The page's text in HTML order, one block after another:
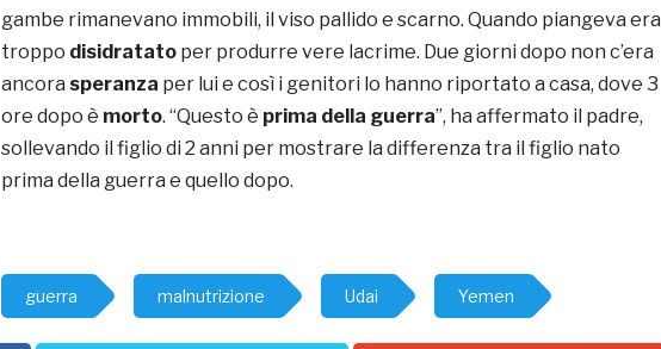
gambe rimanevano immobili, il viso pallido e scarno. Quando piangeva era
troppo disidratato per produrre vere lacrime. Due giorni dopo non c’era
ancora speranza per lui e così i genitori lo hanno riportato a casa, dove 3
ore dopo è morto. “Questo è prima della guerra”, ha affermato il padre,
sollevando il figlio di 2 anni per mostrare la differenza tra il figlio nato
prima della guerra e quello dopo.
guerra malnutrizione Udai Yemen